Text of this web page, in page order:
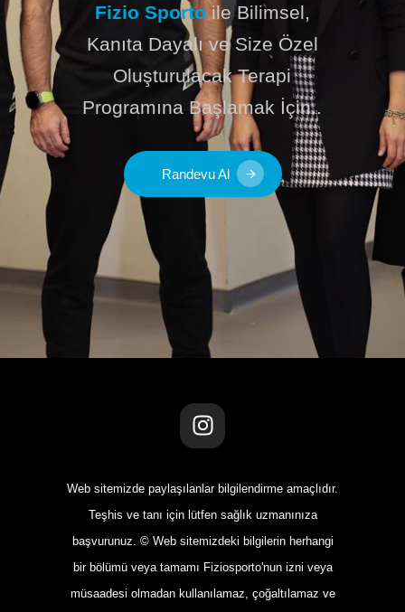
Fizio Sporto ile Bilimsel,
Kanıta Dayalı ve Size Özel
Oluşturulacak Terapi
Programına Başlamak İçin..
Randevu Al
Web sitemizde paylaşılanlar bilgilendirme amaçlıdır.
Teşhis ve tanı için lütfen sağlık uzmanınıza
başvurunuz. © Web sitemizdeki bilgilerin herhangi
bir bölümü veya tamamı Fiziosporto'nun izni veya
müsaadesi olmadan kullanılamaz, çoğaltılamaz ve